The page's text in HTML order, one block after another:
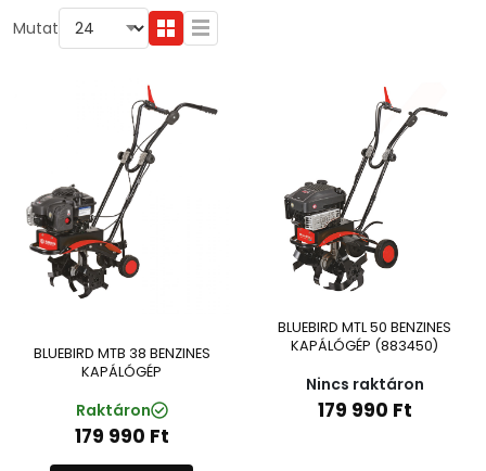
Mutat
BLUEBIRD MTB 38 BENZINES
KAPÁLÓGÉP
Raktáron
179 990 Ft
BLUEBIRD MTL 50 BENZINES
KAPÁLÓGÉP (883450)
Nincs raktáron
179 990 Ft